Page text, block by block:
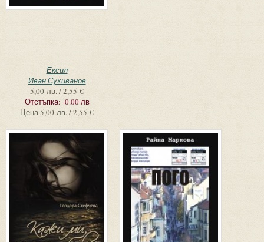
Ексил
Иван Сухиванов
5,00 лв. / 2,55 €
Отстъпка: -0.00 лв
Цена5,00 лв. / 2,55 €